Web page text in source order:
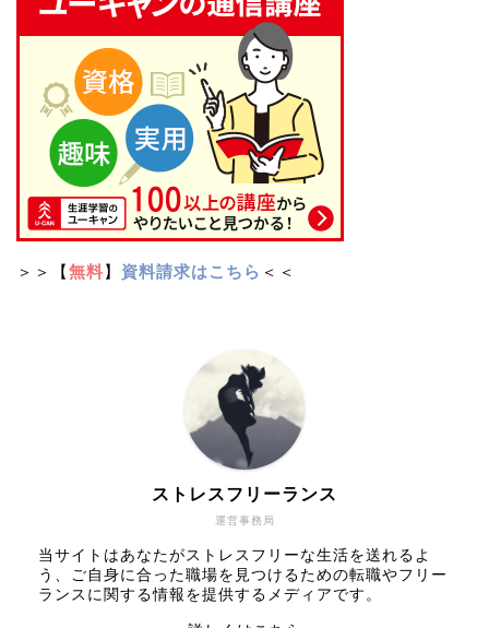
＞＞【無料】 資料請求はこちら ＜＜
運営事務局
ストレスフリーランス
当サイトはあなたがストレスフリーな生活を送れるよ
う、ご自身に合った職場を見つけるための転職やフリー
ランスに関する情報を提供するメディアです。